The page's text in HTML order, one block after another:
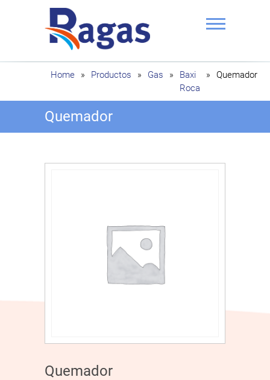
Ragas
Home » Productos » Gas »
Baxi
Roca
» Quemador
Quemador
Quemador